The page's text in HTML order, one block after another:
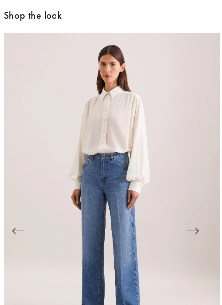
Shop the look